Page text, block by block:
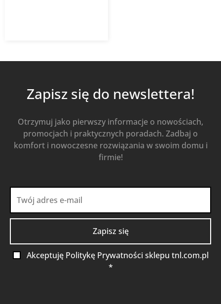
Zapisz się do newslettera!
Otrzymuj jako pierwszy informacje o nowościach,
promocjach i praktycznych poradach. Zadbaj o
komfort i nowoczesne rozwiązania w swoim domu i
firmie!
Akceptuję Politykę Prywatności sklepu tnl.com.pl
*